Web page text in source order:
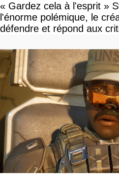
« Gardez cela à l'esprit »
l'énorme polémique, le
défendre et répond aux